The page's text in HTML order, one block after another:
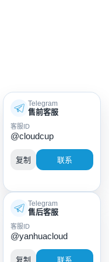
Telegram
售前客服
客服ID
@cloudcup
复制 联系
Telegram
售后客服
客服ID
@yanhuacloud
复制 联系